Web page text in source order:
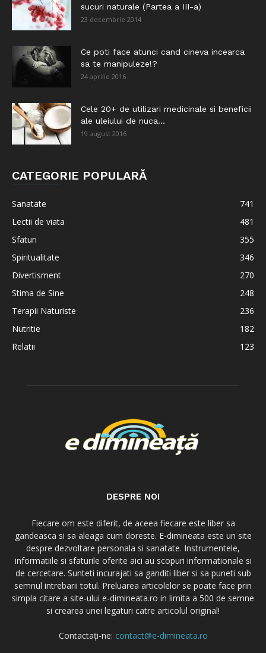
sucuri naturale (Partea a III-a)
23 decembrie 2014
Ce poti face atunci cand cineva incearca
sa te manipuleze!?
24 aprilie 2016
Cele 20+ de utilizari medicinale si beneficii
ale uleiului de nuca...
19 august 2016
CATEGORIE POPULARĂ
Sanatate
741
Lectii de viata
481
Sfaturi
355
Spiritualitate
346
Divertisment
270
Stima de Sine
248
Terapii Naturiste
236
Nutritie
182
Relatii
123
DESPRE NOI
Fiecare om este diferit, de aceea fiecare este liber sa
gandeasca si sa aleaga cum doreste. E-dimineata este un site
despre dezvoltare personala si sanatate. Instrumentele,
informatiile si sfaturile oferite aici au scopuri informationale si
de cercetare. Sunteti incurajati sa ganditi liber si sa puneti sub
semnul intrebarii totul. Preluarea articolelor se poate face prin
simpla citare a site-ului e-dimineata.ro in limita a 500 de semne
si crearea unei legaturi catre articolul original!
Contactați-ne: contact@e-dimineata.ro